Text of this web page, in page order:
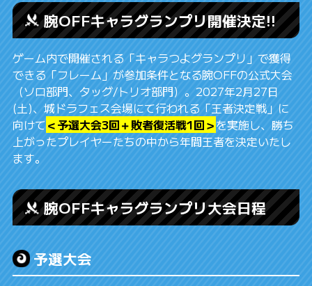
腕OFFキャラグランプリ開催決定!!
ゲーム内で開催される「キャラつよグランプリ」で獲得
できる「フレーム」が参加条件となる腕OFFの公式大会
（ソロ部門、タッグ/トリオ部門）。2027年2月27日
(土)、城ドラフェス会場にて行われる「王者決定戦」に
向けて＜予選大会3回＋敗者復活戦1回＞を実施し、勝ち
上がったプレイヤーたちの中から年間王者を決定いたし
ます。
腕OFFキャラグランプリ大会日程
予選大会